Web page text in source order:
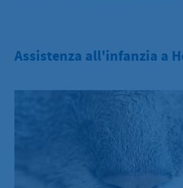
Assistenza all'infanzia a